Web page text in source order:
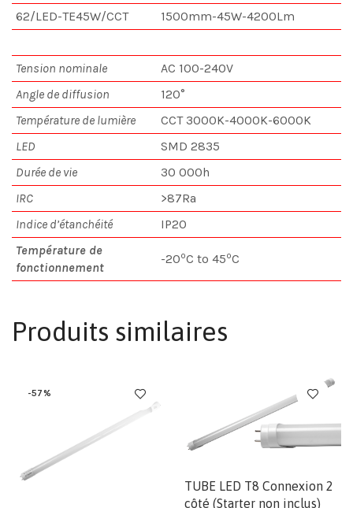
62/LED-TE45W/CCT
1500mm-45W-4200Lm
Tension nominale
AC 100-240V
Angle de diffusion
120°
Température de lumière
CCT 3000K-4000K-6000K
LED
SMD 2835
Durée de vie
30 000h
IRC
>87Ra
Indice d’étanchéité
IP20
Température de
fonctionnement
-20oC to 45oC
Produits similaires
-57%
TUBE LED T8 Connexion 2
côté (Starter non inclus)